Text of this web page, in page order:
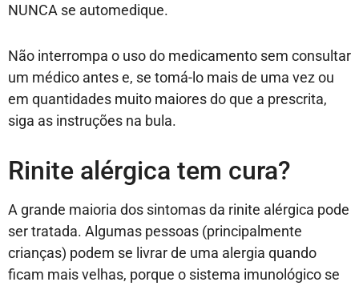
NUNCA se automedique.
Não interrompa o uso do medicamento sem consultar
um médico antes e, se tomá-lo mais de uma vez ou
em quantidades muito maiores do que a prescrita,
siga as instruções na bula.
Rinite alérgica tem cura?
A grande maioria dos sintomas da rinite alérgica pode
ser tratada. Algumas pessoas (principalmente
crianças) podem se livrar de uma alergia quando
ficam mais velhas, porque o sistema imunológico se